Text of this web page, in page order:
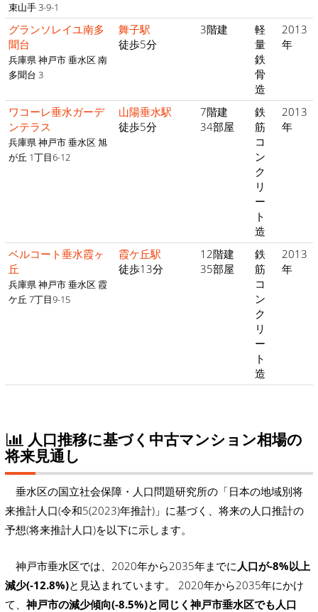
束山手 3-9-1
グランソレイユ南多
聞台
兵庫県 神戸市 垂水区 南
多聞台 3
舞子駅
徒歩5分
3階建
軽
量
鉄
骨
造
2013
年
ワコーレ垂水ガーデ
ンテラス
兵庫県 神戸市 垂水区 旭
が丘 1丁目6-12
山陽垂水駅
徒歩5分
7階建
34部屋
鉄
筋
コ
ン
ク
リ
ー
ト
造
2013
年
ベルコート垂水霞ヶ
丘
兵庫県 神戸市 垂水区 霞
ケ丘 7丁目9-15
霞ケ丘駅
徒歩13分
12階建
35部屋
鉄
筋
コ
ン
ク
リ
ー
ト
造
2013
年
人口推移に基づく中古マンション相場の
将来見通し
垂水区の国立社会保障・人口問題研究所の「日本の地域別将
来推計人口(令和5(2023)年推計)」に基づく、将来の人口推計の
予想(将来推計人口)を以下に示します。
神戸市垂水区では、2020年から2035年までに 人口が-8%以上
減少(-12.8%)と見込まれています。 2020年から2035年にかけ
て、 神戸市の減少傾向(-8.5%)と同じく神戸市垂水区でも人口